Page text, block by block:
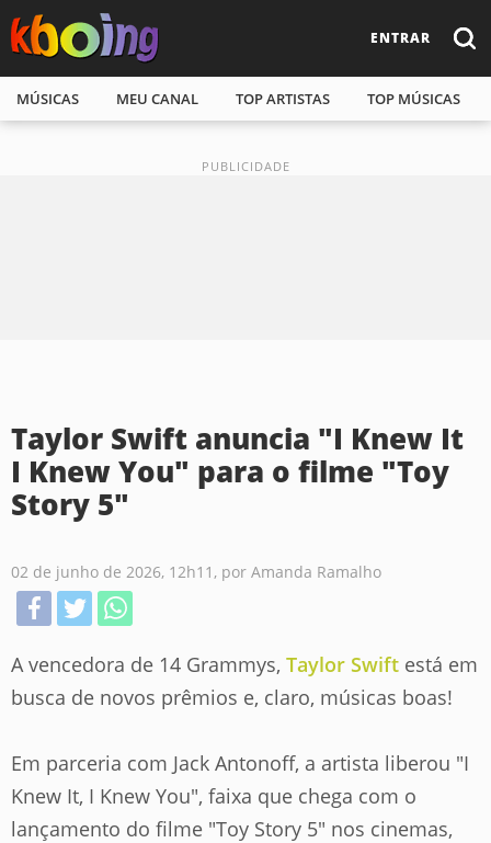
ENTRAR
MÚSICAS MEU CANAL TOP ARTISTAS TOP MÚSICAS
Taylor Swift anuncia "I Knew It
I Knew You" para o filme "Toy
Story 5"
02 de junho de 2026, 12h11, por Amanda Ramalho
A vencedora de 14 Grammys, Taylor Swift está em
busca de novos prêmios e, claro, músicas boas!
Em parceria com Jack Antonoff, a artista liberou "I
Knew It, I Knew You", faixa que chega com o
lançamento do filme "Toy Story 5" nos cinemas,